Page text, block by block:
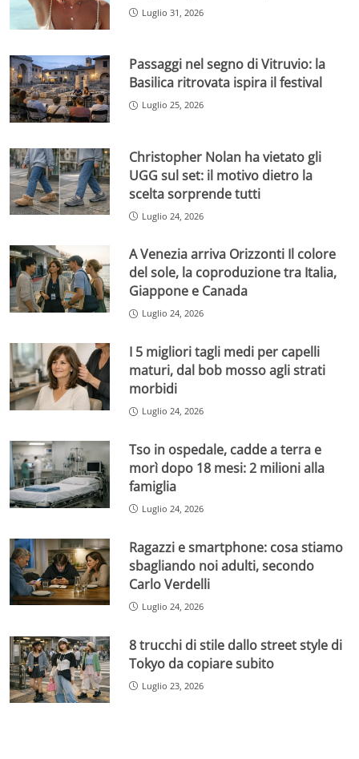
Luglio 31, 2026
Passaggi nel segno di Vitruvio: la
Basilica ritrovata ispira il festival
Luglio 25, 2026
Christopher Nolan ha vietato gli
UGG sul set: il motivo dietro la
scelta sorprende tutti
Luglio 24, 2026
A Venezia arriva Orizzonti Il colore
del sole, la coproduzione tra Italia,
Giappone e Canada
Luglio 24, 2026
I 5 migliori tagli medi per capelli
maturi, dal bob mosso agli strati
morbidi
Luglio 24, 2026
Tso in ospedale, cadde a terra e
morì dopo 18 mesi: 2 milioni alla
famiglia
Luglio 24, 2026
Ragazzi e smartphone: cosa stiamo
sbagliando noi adulti, secondo
Carlo Verdelli
Luglio 24, 2026
8 trucchi di stile dallo street style di
Tokyo da copiare subito
Luglio 23, 2026